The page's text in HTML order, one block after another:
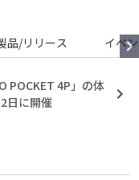
品/リリース イベ
POCKET 4P」の体
日に開催